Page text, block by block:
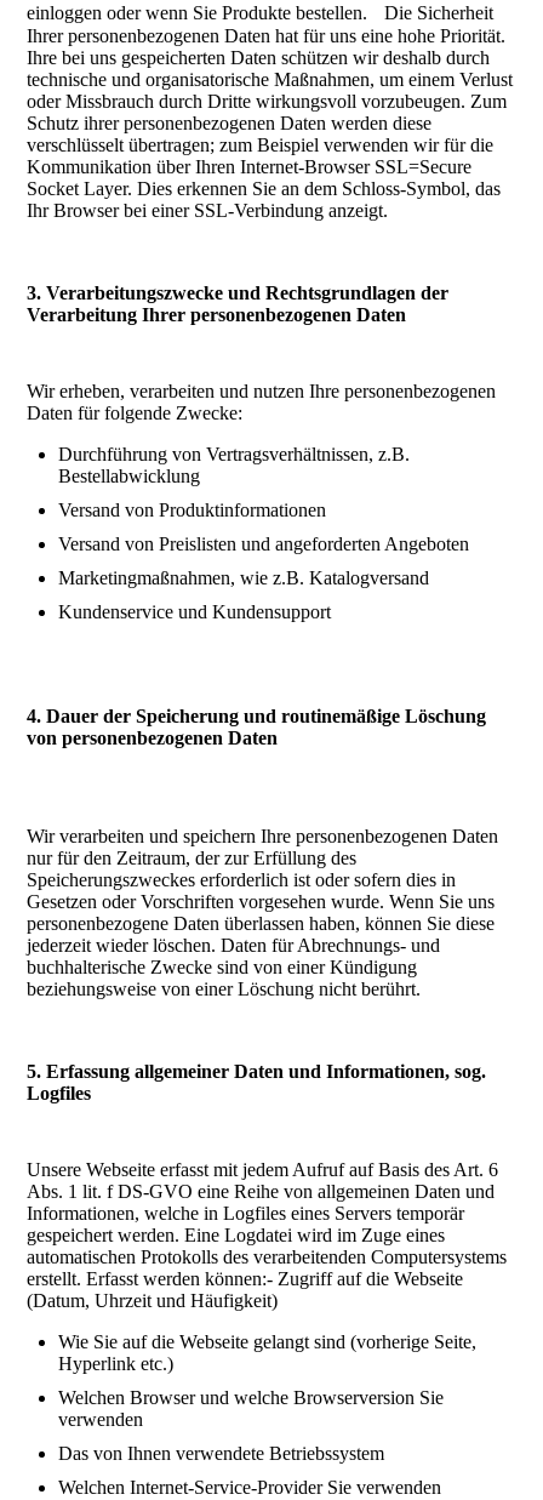
einloggen oder wenn Sie Produkte bestellen. Die Sicherheit
Ihrer personenbezogenen Daten hat für uns eine hohe Priorität.
Ihre bei uns gespeicherten Daten schützen wir deshalb durch
technische und organisatorische Maßnahmen, um einem Verlust
oder Missbrauch durch Dritte wirkungsvoll vorzubeugen. Zum
Schutz ihrer personenbezogenen Daten werden diese
verschlüsselt übertragen; zum Beispiel verwenden wir für die
Kommunikation über Ihren Internet-Browser SSL=Secure
Socket Layer. Dies erkennen Sie an dem Schloss-Symbol, das
Ihr Browser bei einer SSL-Verbindung anzeigt.
3. Verarbeitungszwecke und Rechtsgrundlagen der
Verarbeitung Ihrer personenbezogenen Daten
Wir erheben, verarbeiten und nutzen Ihre personenbezogenen
Daten für folgende Zwecke:
Durchführung von Vertragsverhältnissen, z.B.
Bestellabwicklung
Versand von Produktinformationen
Versand von Preislisten und angeforderten Angeboten
Marketingmaßnahmen, wie z.B. Katalogversand
Kundenservice und Kundensupport
4. Dauer der Speicherung und routinemäßige Löschung
von personenbezogenen Daten
Wir verarbeiten und speichern Ihre personenbezogenen Daten
nur für den Zeitraum, der zur Erfüllung des
Speicherungszweckes erforderlich ist oder sofern dies in
Gesetzen oder Vorschriften vorgesehen wurde. Wenn Sie uns
personenbezogene Daten überlassen haben, können Sie diese
jederzeit wieder löschen. Daten für Abrechnungs- und
buchhalterische Zwecke sind von einer Kündigung
beziehungsweise von einer Löschung nicht berührt.
5. Erfassung allgemeiner Daten und Informationen, sog.
Logfiles
Unsere Webseite erfasst mit jedem Aufruf auf Basis des Art. 6
Abs. 1 lit. f DS-GVO eine Reihe von allgemeinen Daten und
Informationen, welche in Logfiles eines Servers temporär
gespeichert werden. Eine Logdatei wird im Zuge eines
automatischen Protokolls des verarbeitenden Computersystems
erstellt. Erfasst werden können:- Zugriff auf die Webseite
(Datum, Uhrzeit und Häufigkeit)
Wie Sie auf die Webseite gelangt sind (vorherige Seite,
Hyperlink etc.)
Welchen Browser und welche Browserversion Sie
verwenden
Das von Ihnen verwendete Betriebssystem
Welchen Internet-Service-Provider Sie verwenden